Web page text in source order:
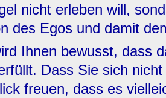
nicht erleben will,
des Egos und damit
Ihnen bewusst, dass
Dass Sie sich
freuen, dass es